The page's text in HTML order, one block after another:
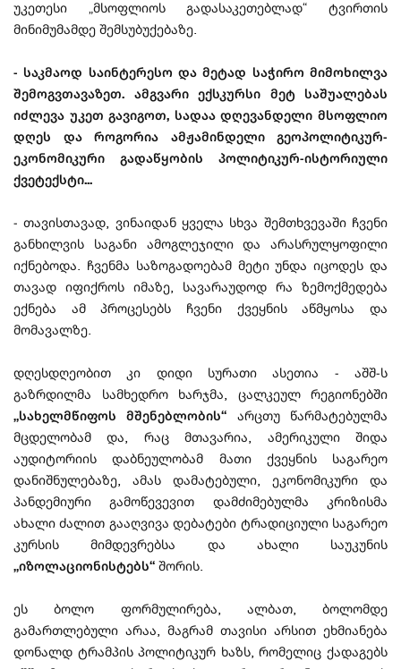
უკეთესი „მსოფლიოს გადასაკეთებლად“ ტვირთის
მინიმუმამდე შემსუბუქებაზე.
- საკმაოდ საინტერესო და მეტად საჭირო მიმოხილვა
შემოგვთავაზეთ. ამგვარი ექსკურსი მეტ საშუალებას
იძლევა უკეთ გავიგოთ, სადაა დღევანდელი მსოფლიო
დღეს და როგორია ამჟამინდელი გეოპოლიტიკურ-
ეკონომიკური გადაწყობის პოლიტიკურ-ისტორიული
ქვეტექსტი...
- თავისთავად, ვინაიდან ყველა სხვა შემთხვევაში ჩვენი
განხილვის საგანი ამოგლეჯილი და არასრულყოფილი
იქნებოდა. ჩვენმა საზოგადოებამ მეტი უნდა იცოდეს და
თავად იფიქროს იმაზე, სავარაუდოდ რა ზემოქმედება
ექნება ამ პროცესებს ჩვენი ქვეყნის აწმყოსა და
მომავალზე.
დღესდღეობით კი დიდი სურათი ასეთია - აშშ-ს
გაზრდილმა სამხედრო ხარჯმა, ცალკეულ რეგიონებში
„სახელმწიფოს მშენებლობის“ არცთუ წარმატებულმა
მცდელობამ და, რაც მთავარია, ამერიკული შიდა
აუდიტორიის დაბნეულობამ მათი ქვეყნის საგარეო
დანიშნულებაზე, ამას დამატებული, ეკონომიკური და
პანდემიური გამოწევევით დამძიმებულმა კრიზისმა
ახალი ძალით გააღვივა დებატები ტრადიციული საგარეო
კურსის მიმდევრებსა და ახალი საუკუნის
„იზოლაციონისტებს“ შორის.
ეს ბოლო ფორმულირება, ალბათ, ბოლომდე
გამართლებული არაა, მაგრამ თავისი არსით ეხმიანება
დონალდ ტრამპის პოლიტიკურ ხაზს, რომელიც ქადაგებს